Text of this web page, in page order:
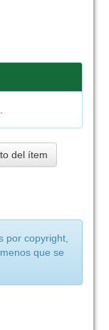
del ítem
por copyright,
que se